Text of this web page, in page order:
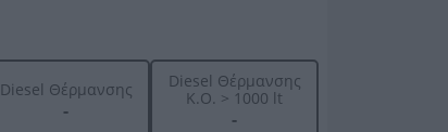
Diesel Θέρμανσης
-
Diesel Θέρμανσης
K.O. > 1000 lt
-